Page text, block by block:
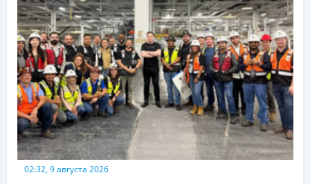
02:32, 9 августа 2026